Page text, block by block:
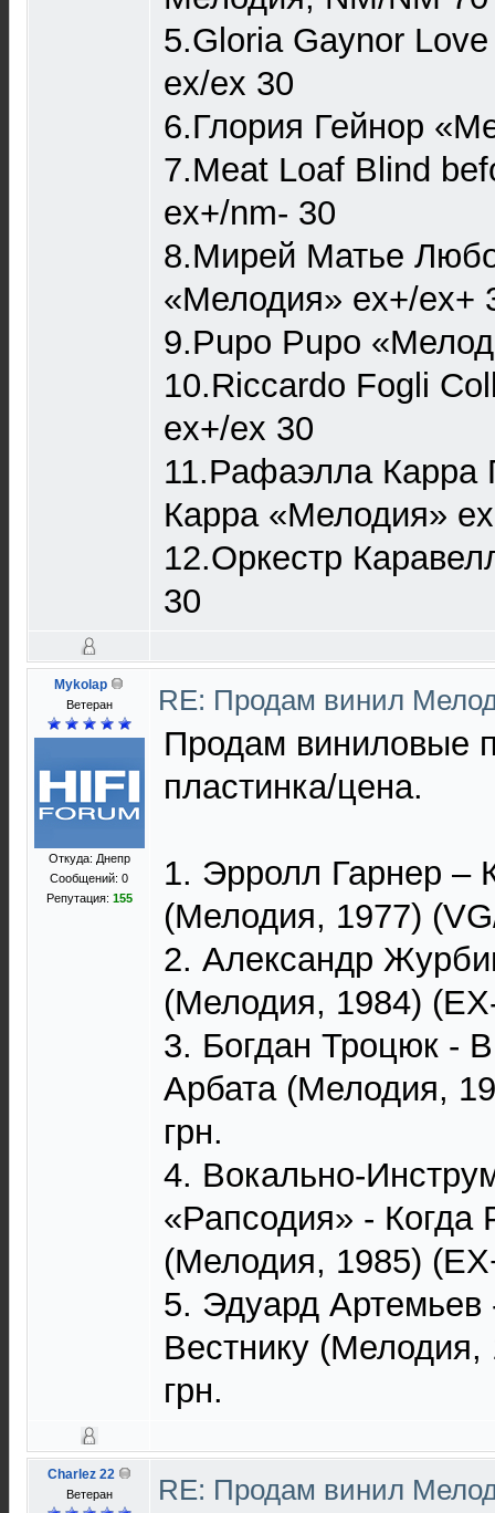
5.Gloria Gaynor
ex/ex 30
6.Глория Гейнор
7.Meat Loaf Blind
ex+/nm- 30
8.Мирей Матье
«Мелодия» ex+/ex+
9.Pupo Pupo
10.Riccardo Fogli
ex+/ex 30
11.Рафаэлла Карра
Карра «Мелодия»
12.Оркестр
30
Mykolap
Ветеран
Откуда: Днепр
Сообщений: 0
Репутация: 155
RE: Продам винил
Продам виниловые
пластинка/цена.
1. Эрролл Гарнер –
(Мелодия, 1977)
2. Александр
(Мелодия, 1984)
3. Богдан Троцюк -
Арбата (Мелодия,
грн.
4. Вокально-
«Рапсодия» -
(Мелодия, 1985)
5. Эдуард
Вестнику
грн.
Charlez 22
Ветеран RE: Продам винил